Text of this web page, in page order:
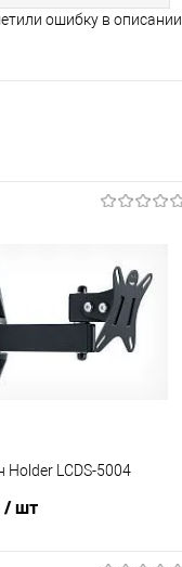
ошибку в описании,
Holder LCDS-5004
/ шт